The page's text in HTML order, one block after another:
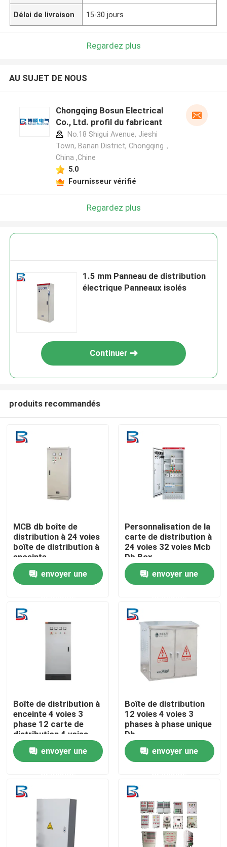
Maison
Produits
Au sujet de nous
Visite d'usine
Contrôle de qualité
Contactez-nous
Nouvelles
Demandez une citation
mécanisme à haute tension
Délai de livraison 15-30 jours
Regardez plus
AU SUJET DE NOUS
Chongqing Bosun Electrical
Co., Ltd. profil du fabricant
No.18 Shigui Avenue, Jieshi
Town, Banan District, Chongqing，
China ,Chine
5.0
Fournisseur vérifié
Regardez plus
1.5 mm Panneau de distribution
électrique Panneaux isolés
Continuer
produits recommandés
MCB db boîte de
distribution à 24 voies
boîte de distribution à
enceinte
envoyer une
Personnalisation de la
carte de distribution à
24 voies 32 voies Mcb
Db Box
envoyer une
Boîte de distribution à
enceinte 4 voies 3
phase 12 carte de
distribution 4 voies
Boîte Db
envoyer une
Boîte de distribution
12 voies 4 voies 3
phases à phase unique
Db
envoyer une